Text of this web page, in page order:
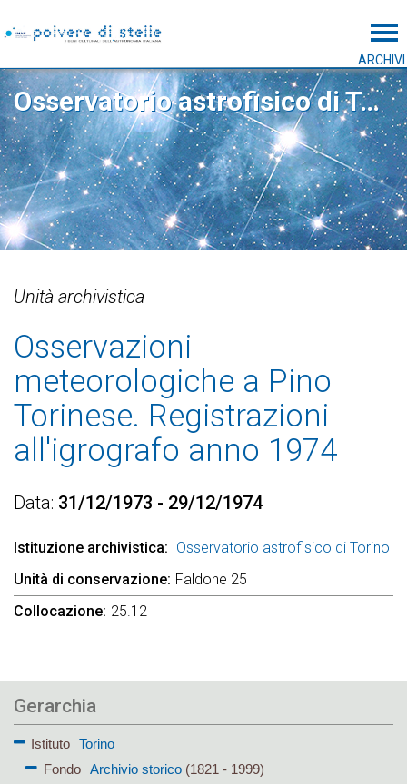
ARCHIVI
Osservatorio astrofisico di Torino
Unità archivistica
Osservazioni
meteorologiche a Pino
Torinese. Registrazioni
all'igrografo anno 1974
Data 31/12/1973 - 29/12/1974
Istituzione archivistica
Osservatorio astrofisico di Torino
Unità di conservazione Faldone 25
Collocazione 25.12
Gerarchia
Istituto
Torino
Fondo
Archivio storico(1821 - 1999)